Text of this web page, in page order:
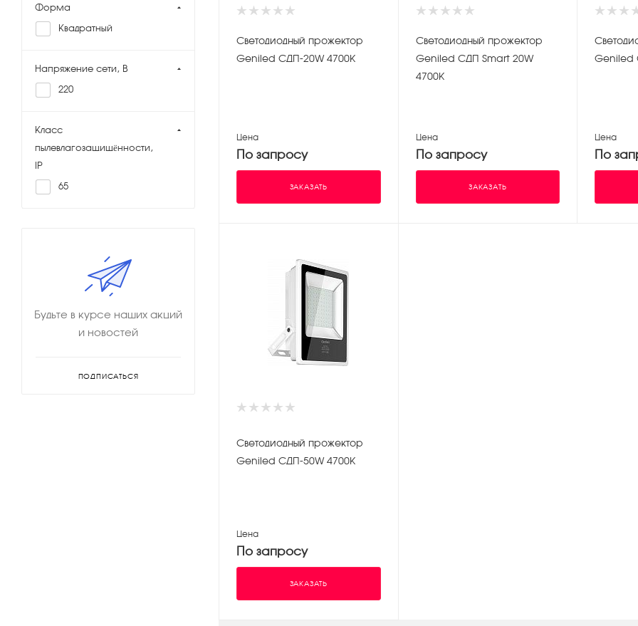
Светодиодный прожектор
Geniled СДП-20W 4700K
Цена
По запросу
ЗАКАЗАТЬ
Светодиодный прожектор
Geniled СДП Smart 20W
4700K
Цена
По запросу
ЗАКАЗАТЬ
Geniled
Цена
По
Светодиодный прожектор
Geniled СДП-50W 4700K
Цена
По запросу
ЗАКАЗАТЬ
Форма
Квадратный
Напряжение сети, В
220
Класс
пылевлагозащищённости,
IP
65
Будьте в курсе наших акций
и новостей
ПОДПИСАТЬСЯ